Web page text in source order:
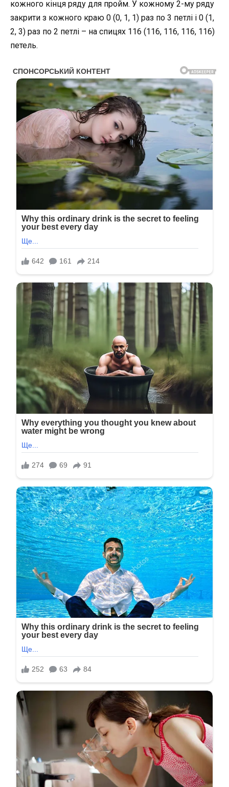
кожного кінця ряду для пройм. У кожному 2-му ряду
закрити з кожного краю 0 (0, 1, 1) раз по 3 петлі і 0 (1,
2, 3) раз по 2 петлі – на спицях 116 (116, 116, 116, 116)
петель.